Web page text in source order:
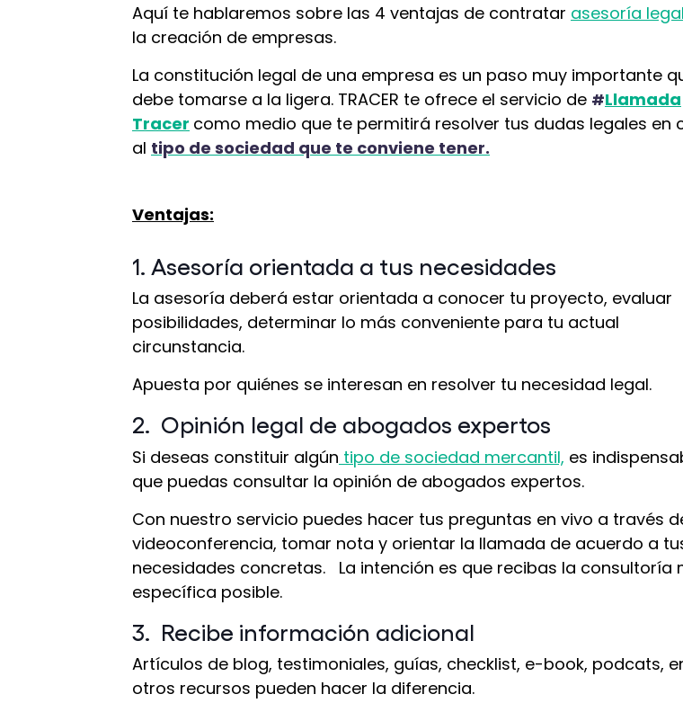
Aquí te hablaremos sobre las 4 ventajas de contratar asesoría legal
la creación de empresas.
La constitución legal de una empresa es un paso muy importante
debe tomarse a la ligera. TRACER te ofrece el servicio de #Llamada
Tracer como medio que te permitirá resolver tus dudas legales en
al tipo de sociedad que te conviene tener.
Ventajas:
1. Asesoría orientada a tus necesidades
La asesoría deberá estar orientada a conocer tu proyecto, evaluar
posibilidades, determinar lo más conveniente para tu actual
circunstancia.
Apuesta por quiénes se interesan en resolver tu necesidad legal.
2. Opinión legal de abogados expertos
Si deseas constituir algún tipo de sociedad mercantil, es
que puedas consultar la opinión de abogados expertos.
Con nuestro servicio puedes hacer tus preguntas en vivo a través
videoconferencia, tomar nota y orientar la llamada de acuerdo a
necesidades concretas. La intención es que recibas la consultoría
específica posible.
3. Recibe información adicional
Artículos de blog, testimoniales, guías, checklist, e-book, podcats,
otros recursos pueden hacer la diferencia.